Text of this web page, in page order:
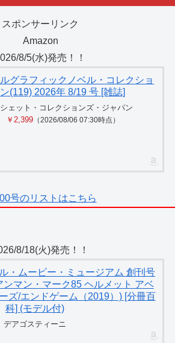
スポンサーリンク
Amazon
8/5(水)発売！！
グラフィックノベル・コレクショ
ン(119) 2026年 8/19 号 [雑誌]
ェット・コレクションズ・ジャパン
￥2,399（2026/08/06 07:30時点）
号のリストはこちら
8/18(火)発売！！
・ムービー・ミュージアム 創刊号
ンマン・マーク85 ヘルメット アベ
ズ/エンドゲーム（2019）) [分冊百
科] (モデル付)
デアゴスティーニ